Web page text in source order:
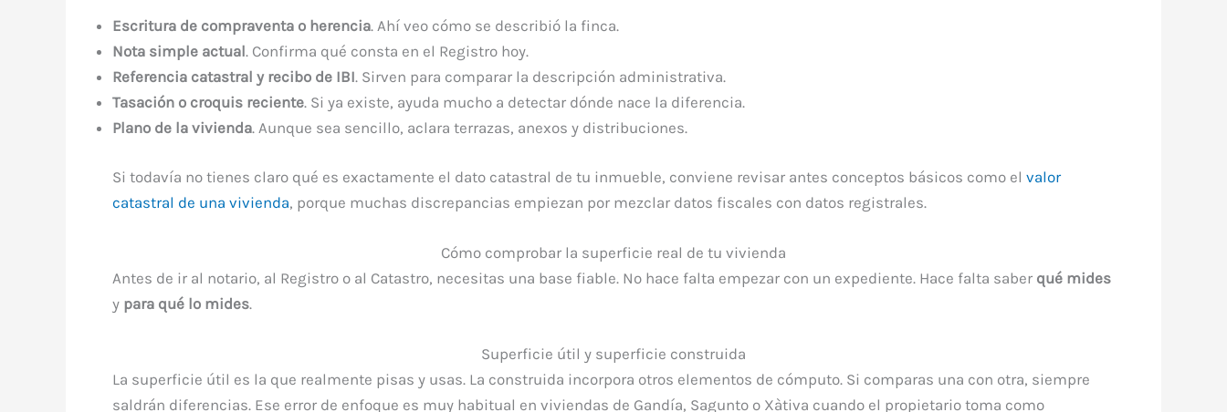
Escritura de compraventa o herencia. Ahí veo cómo se describió la finca.
Nota simple actual. Confirma qué consta en el Registro hoy.
Referencia catastral y recibo de IBI. Sirven para comparar la descripción administrativa.
Tasación o croquis reciente. Si ya existe, ayuda mucho a detectar dónde nace la diferencia.
Plano de la vivienda. Aunque sea sencillo, aclara terrazas, anexos y distribuciones.
Si todavía no tienes claro qué es exactamente el dato catastral de tu inmueble, conviene revisar antes conceptos básicos como el valor
catastral de una vivienda, porque muchas discrepancias empiezan por mezclar datos fiscales con datos registrales.
Cómo comprobar la superficie real de tu vivienda
Antes de ir al notario, al Registro o al Catastro, necesitas una base fiable. No hace falta empezar con un expediente. Hace falta saber qué mides
y para qué lo mides.
Superficie útil y superficie construida
La superficie útil es la que realmente pisas y usas. La construida incorpora otros elementos de cómputo. Si comparas una con otra, siempre
saldrán diferencias. Ese error de enfoque es muy habitual en viviendas de Gandía, Sagunto o Xàtiva cuando el propietario toma como